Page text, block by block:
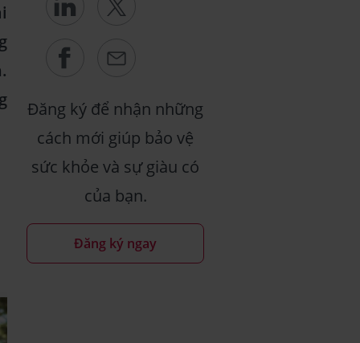
Đăng ký để nhận những
cách mới giúp bảo vệ
sức khỏe và sự giàu có
của bạn.
Đăng ký ngay